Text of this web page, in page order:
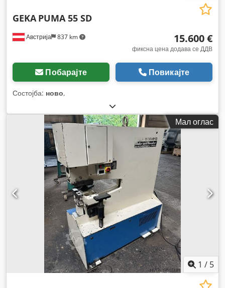
Австрија 837 km
GEKA PUMA 55 SD
15.600 €
фиксна цена додава се ДДВ
Побарајте Повикајте
Состојба: ново,
Мал оглас
1 / 5